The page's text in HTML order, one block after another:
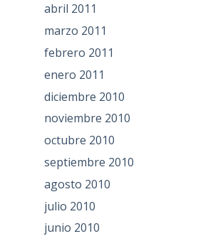
abril 2011
marzo 2011
febrero 2011
enero 2011
diciembre 2010
noviembre 2010
octubre 2010
septiembre 2010
agosto 2010
julio 2010
junio 2010